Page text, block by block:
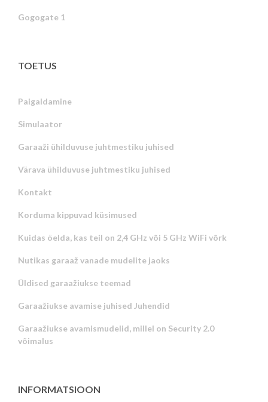
Gogogate 1
TOETUS
Paigaldamine
Simulaator
Garaaži ühilduvuse juhtmestiku juhised
Värava ühilduvuse juhtmestiku juhised
Kontakt
Korduma kippuvad küsimused
Kuidas öelda, kas teil on 2,4 GHz või 5 GHz WiFi võrk
Nutikas garaaž vanade mudelite jaoks
Üldised garaažiukse teemad
Garaažiukse avamise juhised Juhendid
Garaažiukse avamismudelid, millel on Security 2.0
võimalus
INFORMATSIOON